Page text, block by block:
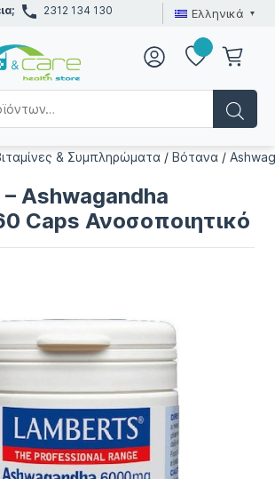
2312 134 130 Ελληνικά
& Συμπληρώματα /Βότανα /
Ashwagandha
Caps Ανοσοποιητικό